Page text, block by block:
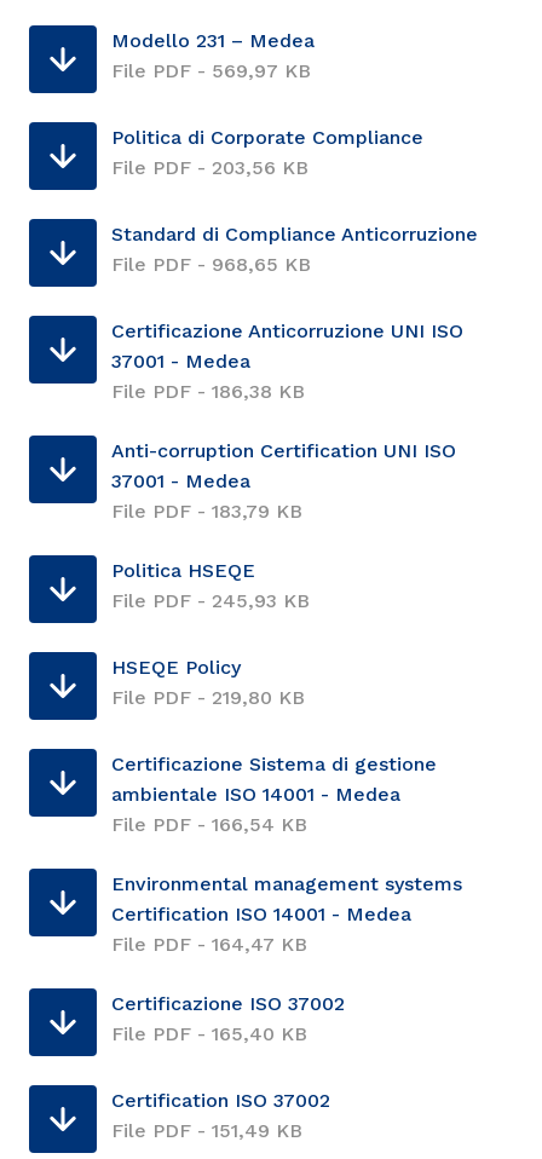
Modello 231 – Medea
File PDF - 569,97 KB
Politica di Corporate Compliance
File PDF - 203,56 KB
Standard di Compliance Anticorruzione
File PDF - 968,65 KB
Certificazione Anticorruzione UNI ISO
37001 - Medea
File PDF - 186,38 KB
Anti-corruption Certification UNI ISO
37001 - Medea
File PDF - 183,79 KB
Politica HSEQE
File PDF - 245,93 KB
HSEQE Policy
File PDF - 219,80 KB
Certificazione Sistema di gestione
ambientale ISO 14001 - Medea
File PDF - 166,54 KB
Environmental management systems
Certification ISO 14001 - Medea
File PDF - 164,47 KB
Certificazione ISO 37002
File PDF - 165,40 KB
Certification ISO 37002
File PDF - 151,49 KB